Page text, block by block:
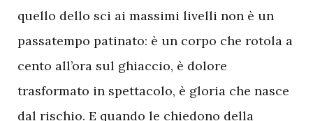
quello dello sci ai massimi livelli non è un
passatempo patinato: è un corpo che rotola a
cento all’ora sul ghiaccio, è dolore
trasformato in spettacolo, è gloria che nasce
dal rischio. E quando le chiedono della